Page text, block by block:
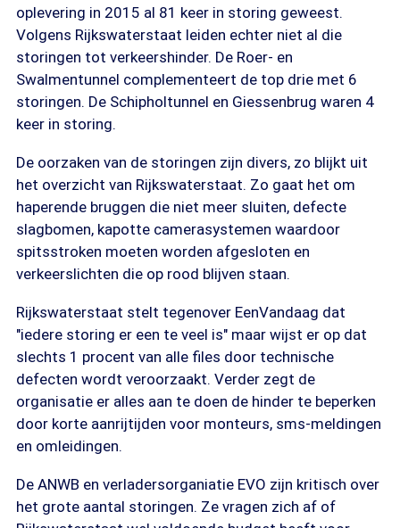
oplevering in 2015 al 81 keer in storing geweest.
Volgens Rijkswaterstaat leiden echter niet al die
storingen tot verkeershinder. De Roer- en
Swalmentunnel complementeert de top drie met 6
storingen. De Schipholtunnel en Giessenbrug waren 4
keer in storing.
De oorzaken van de storingen zijn divers, zo blijkt uit
het overzicht van Rijkswaterstaat. Zo gaat het om
haperende bruggen die niet meer sluiten, defecte
slagbomen, kapotte camerasystemen waardoor
spitsstroken moeten worden afgesloten en
verkeerslichten die op rood blijven staan.
Rijkswaterstaat stelt tegenover EenVandaag dat
"iedere storing er een te veel is" maar wijst er op dat
slechts 1 procent van alle files door technische
defecten wordt veroorzaakt. Verder zegt de
organisatie er alles aan te doen de hinder te beperken
door korte aanrijtijden voor monteurs, sms-meldingen
en omleidingen.
De ANWB en verladersorganiatie EVO zijn kritisch over
het grote aantal storingen. Ze vragen zich af of